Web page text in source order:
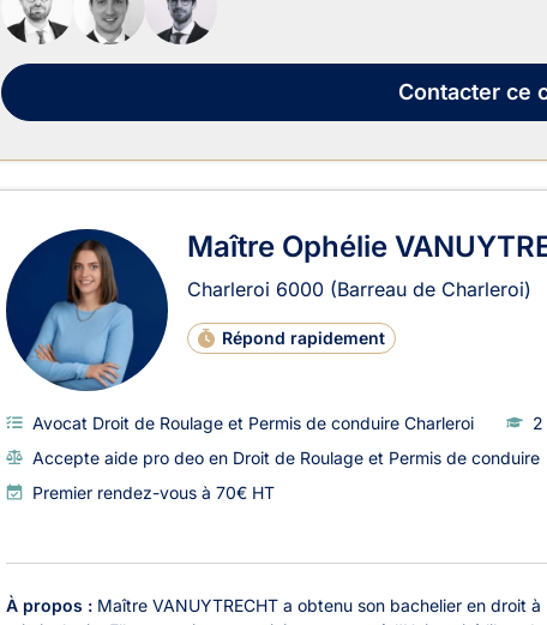
Contacterce
Maître Ophélie
Charleroi 6000 (Barreau de Charleroi)
Répond rapidement
Avocat Droit de Roulage et Permis de conduire Charleroi
2
Accepte aide pro deo en Droit de Roulage et Permis de conduire
Premier rendez-vous à 70€ HT
À propos : Maître VANUYTRECHT a obtenu son bachelier en droit